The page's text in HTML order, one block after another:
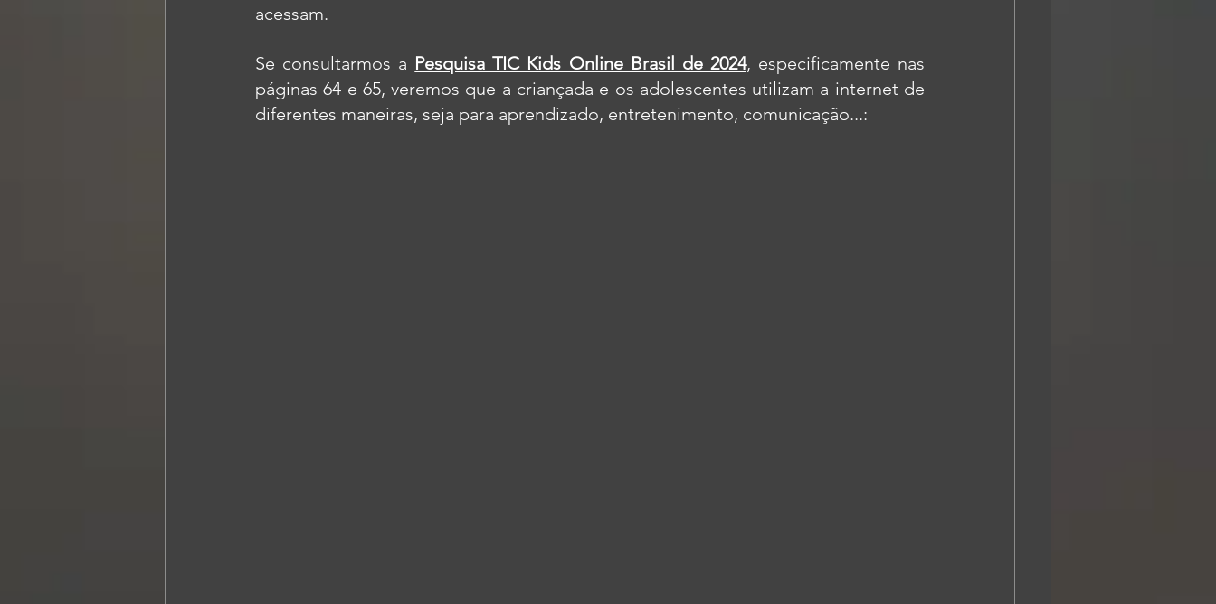
acessam.
Se consultarmos a Pesquisa TIC Kids Online Brasil de 2024, especificamente nas
páginas 64 e 65, veremos que a criançada e os adolescentes utilizam a internet de
diferentes maneiras, seja para aprendizado, entretenimento, comunicação...: